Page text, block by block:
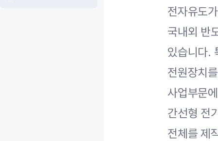
전자유도
국내외 반
있습니다.
전원장치
사업부문
간선형 전
전체를 제